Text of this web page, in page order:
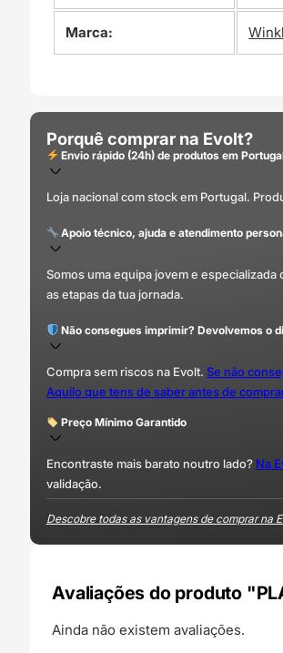
Marca:
Porquê comprar na Evolt?
Envio rápido (24h) de produtos em
Loja nacional com stock em Portugal.
Apoio técnico, ajuda e atendimento
Somos uma equipa jovem e
as etapas da tua jornada.
Não consegues imprimir? Devolvemos o
Compra sem riscos na Evolt. Se não
Aquilo que tens de saber antes de
Preço Mínimo Garantido
Encontraste mais barato noutro lado? Na
validação.
Descobre todas as vantagens de comprar na
Avaliações do produto
Ainda não existem avaliações.